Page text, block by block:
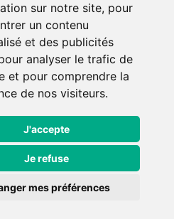
sur notre site, pour
un contenu
et des publicités
analyser le trafic de
et pour comprendre la
de nos visiteurs.
J'accepte
Je refuse
mes préférences
& Collect
| Déclarer un effet indésirable
- CGV
Données personnelles
Préférences Cookies